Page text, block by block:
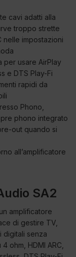
cavi adatti alla
troppo strette
nelle impostazioni
per usare AirPlay
e DTS Play-Fi
rapidi da
Phono,
phono integrato
out quando si
all’amplificatore
SA2
amplificatore
di gestire TV,
digitali senza
ohm, HDMI ARC,